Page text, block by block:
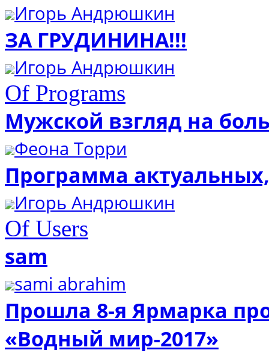
Игорь Андрюшкин
ЗА ГРУДИНИНА!!!
Игорь Андрюшкин
Of Programs
Мужской взгляд на
Феона Торри
Программа
Игорь Андрюшкин
Of Users
sam
sami abrahim
Прошла 8-я Ярмарка
«Водный мир-2017»